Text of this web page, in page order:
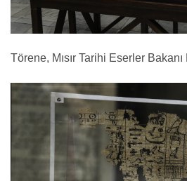
Törene, Mısır Tarihi Eserler